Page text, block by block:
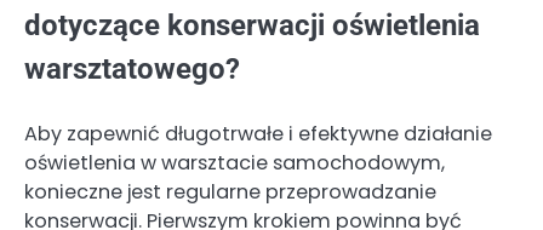
dotyczące konserwacji oświetlenia
warsztatowego?
Aby zapewnić długotrwałe i efektywne działanie
oświetlenia w warsztacie samochodowym,
konieczne jest regularne przeprowadzanie
konserwacji. Pierwszym krokiem powinna być